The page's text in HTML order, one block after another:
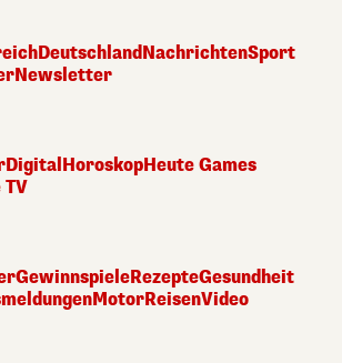
DeutschlandNachrichtenSport
Newsletter
DigitalHoroskopHeute Games
TV
GewinnspieleRezepteGesundheit
MotorReisenVideo